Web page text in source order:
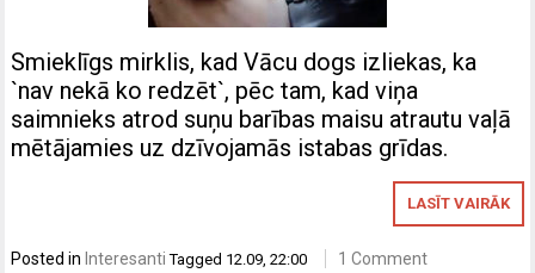
Smieklīgs mirklis, kad Vācu dogs izliekas, ka
`nav nekā ko redzēt`, pēc tam, kad viņa
saimnieks atrod suņu barības maisu atrautu vaļā
mētājamies uz dzīvojamās istabas grīdas.
LASĪT VAIRĀK
Posted in Interesanti Tagged 12.09,22:00 1 Comment